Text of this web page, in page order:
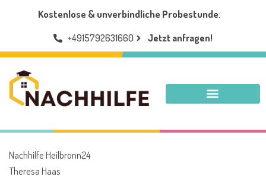
Kostenlose & unverbindliche Probestunde:
+4915792631660 Jetzt anfragen!
Nachhilfe Heilbronn24
Theresa Haas